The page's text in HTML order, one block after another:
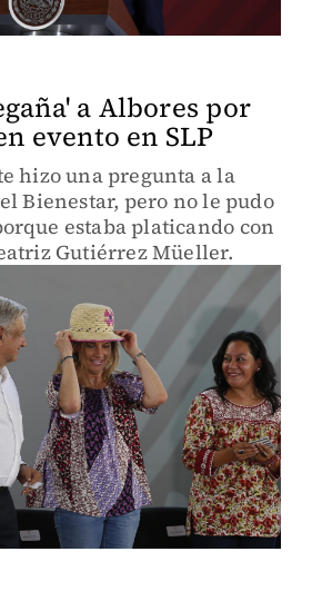
a Albores por
evento en SLP
hizo una pregunta a la
Bienestar, pero no le pudo
estaba platicando con
Gutiérrez Müeller.